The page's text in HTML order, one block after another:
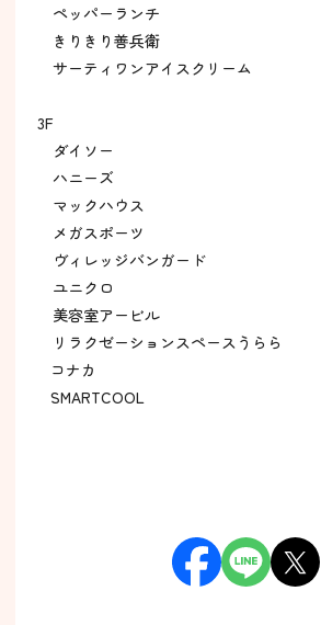
ペッパーランチ
きりきり善兵衛
サーティワンアイスクリーム
3F
ダイソー
ハニーズ
マックハウス
メガスポーツ
ヴィレッジバンガード
ユニクロ
美容室アービル
リラクゼーションスペースうらら
コナカ
SMARTCOOL